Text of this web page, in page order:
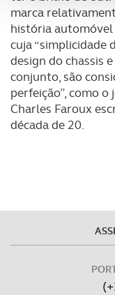
analisar dados de
Adicionalmente
utilização do nosso
parceiros e
O ACP garantirá
dados pessoais
tecnologias
experiência de
disponibilizados.
Consulte a política
marca
história
cuja “simplicidade
design do chassis
conjunto, são
perfeição”, como
Charles Faroux
década de 20.